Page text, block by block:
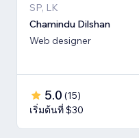
SP, LK
Chamindu Dilshan
Web designer
5.0 (15)
เริ่มต้นที่ $30